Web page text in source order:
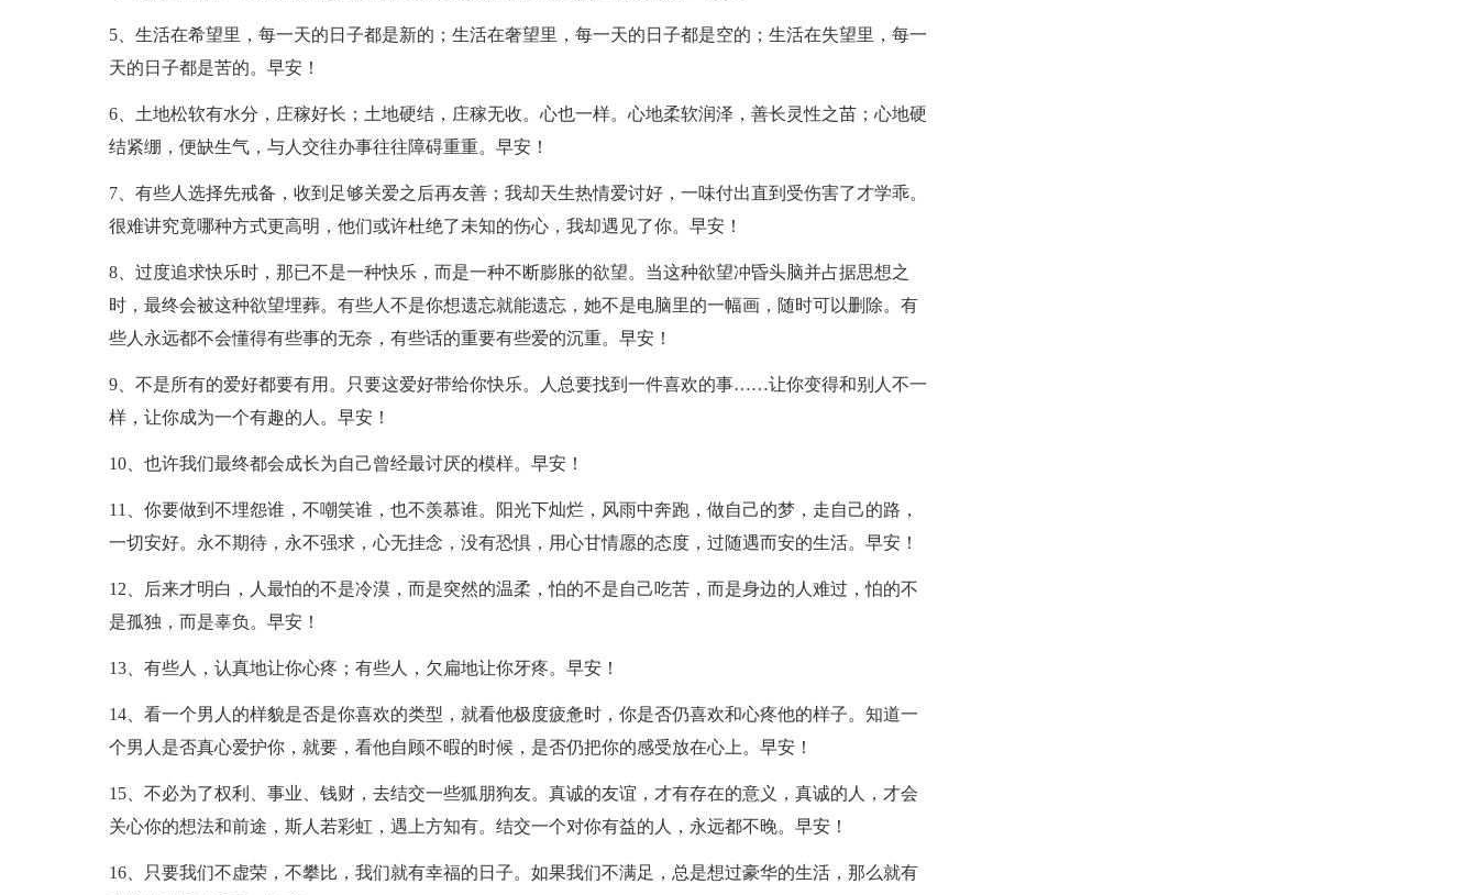
5、生活在希望里，每一天的日子都是新的；生活在奢望里，每一天的日子都是空的；生活在失望里，每一
天的日子都是苦的。早安！
6、土地松软有水分，庄稼好长；土地硬结，庄稼无收。心也一样。心地柔软润泽，善长灵性之苗；心地硬
结紧绷，便缺生气，与人交往办事往往障碍重重。早安！
7、有些人选择先戒备，收到足够关爱之后再友善；我却天生热情爱讨好，一味付出直到受伤害了才学乖。
很难讲究竟哪种方式更高明，他们或许杜绝了未知的伤心，我却遇见了你。早安！
8、过度追求快乐时，那已不是一种快乐，而是一种不断膨胀的欲望。当这种欲望冲昏头脑并占据思想之
时，最终会被这种欲望埋葬。有些人不是你想遗忘就能遗忘，她不是电脑里的一幅画，随时可以删除。有
些人永远都不会懂得有些事的无奈，有些话的重要有些爱的沉重。早安！
9、不是所有的爱好都要有用。只要这爱好带给你快乐。人总要找到一件喜欢的事……让你变得和别人不一
样，让你成为一个有趣的人。早安！
10、也许我们最终都会成长为自己曾经最讨厌的模样。早安！
11、你要做到不埋怨谁，不嘲笑谁，也不羡慕谁。阳光下灿烂，风雨中奔跑，做自己的梦，走自己的路，
一切安好。永不期待，永不强求，心无挂念，没有恐惧，用心甘情愿的态度，过随遇而安的生活。早安！
12、后来才明白，人最怕的不是冷漠，而是突然的温柔，怕的不是自己吃苦，而是身边的人难过，怕的不
是孤独，而是辜负。早安！
13、有些人，认真地让你心疼；有些人，欠扁地让你牙疼。早安！
14、看一个男人的样貌是否是你喜欢的类型，就看他极度疲惫时，你是否仍喜欢和心疼他的样子。知道一
个男人是否真心爱护你，就要，看他自顾不暇的时候，是否仍把你的感受放在心上。早安！
15、不必为了权利、事业、钱财，去结交一些狐朋狗友。真诚的友谊，才有存在的意义，真诚的人，才会
关心你的想法和前途，斯人若彩虹，遇上方知有。结交一个对你有益的人，永远都不晚。早安！
16、只要我们不虚荣，不攀比，我们就有幸福的日子。如果我们不满足，总是想过豪华的生活，那么就有